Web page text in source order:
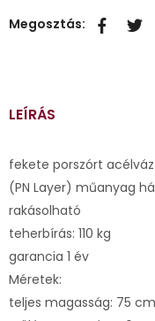
Megosztás:
LEÍRÁS
fekete porszórt acélváz
(PN Layer) műanyag
rakásolható
teherbírás: 110 kg
garancia 1 év
Méretek:
teljes magasság: 75 cm